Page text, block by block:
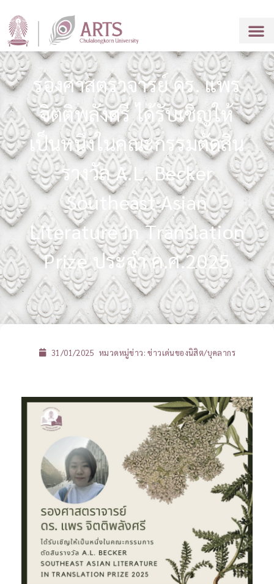
รองศาสตราจารย์ ดร. แพร
จิตติพลังศรี ได้รับเชิญให้
เป็นหนึ่งในคณะกรรมตัดสิน
รางวัล A.L. Becker
Southeast Asian
Literature in Translation
Prize ประจำ ค.ศ.2025
31/01/2025 หมวดหมู่ข่าว:ข่าวเด่นของนิสิต/บุคลากร